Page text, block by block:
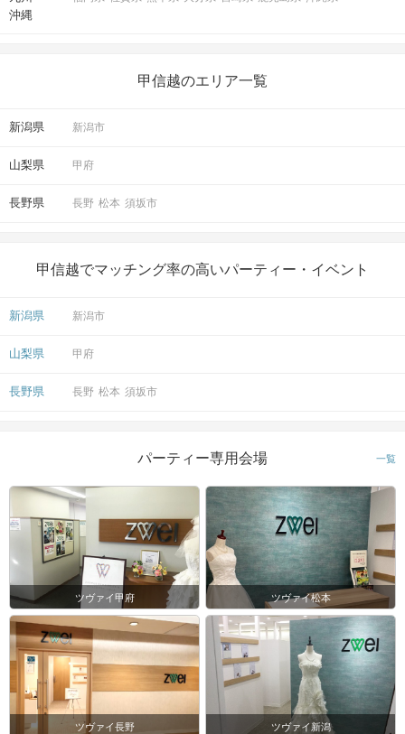
沖縄
甲信越のエリア一覧
新潟県 新潟市
山梨県 甲府
長野県 長野 松本 須坂市
甲信越でマッチング率の高いパーティー・イベント
新潟県 新潟市
山梨県 甲府
長野県 長野 松本 須坂市
パーティー専用会場 一覧
ツヴァイ甲府 ツヴァイ松本
ツヴァイ長野 ツヴァイ新潟